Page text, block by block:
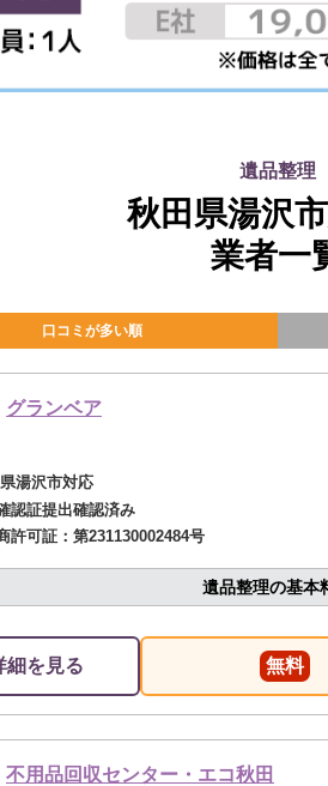
遺品整理
秋田県湯沢
業者一
口コミが多い順
グランベア
湯沢市対応
認証提出確認済み
許可証： 第231130002484号
遺品整理の基本
細を見る 無料
不用品回収センター・エコ秋田